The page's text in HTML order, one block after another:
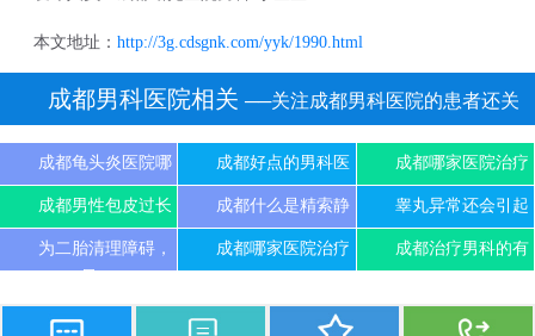
本文地址： http://3g.cdsgnk.com/yyk/1990.html
成都男科医院相关 ──关注成都男科医院的患者还关
注
成都龟头炎医院哪 成都好点的男科医 成都哪家医院治疗
成都男性包皮过长 成都什么是精索静 睾丸异常还会引起
为二胎清理障碍，
成都哪家医院治疗 成都治疗男科的有